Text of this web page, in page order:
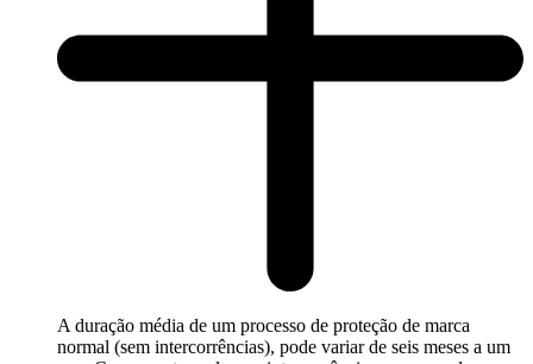
A duração média de um processo de proteção de marca
normal (sem intercorrências), pode variar de seis meses a um